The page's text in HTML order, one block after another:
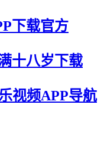
下载官方
十八岁下载
视频APP导航